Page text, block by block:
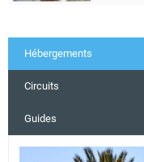
Hébergements
Circuits
Guides